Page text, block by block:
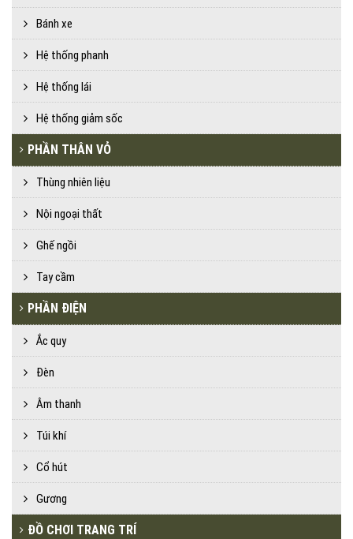
Bánh xe
Hệ thống phanh
Hệ thống lái
Hệ thống giảm sốc
PHẦN THÂN VỎ
Thùng nhiên liệu
Nội ngoại thất
Ghế ngồi
Tay cầm
PHẦN ĐIỆN
Ắc quy
Đèn
Âm thanh
Túi khí
Cổ hút
Gương
ĐỒ CHƠI TRANG TRÍ